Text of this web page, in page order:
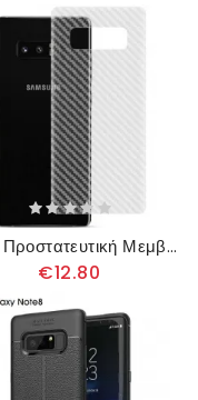
Πίσω Προστατευτική Μεμβράνη Για Samsung Galaxy Note 8 Carbon Style Imak
€12.80